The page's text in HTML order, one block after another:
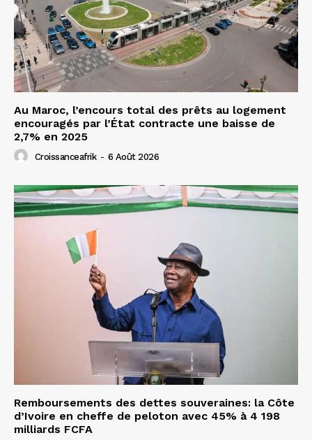
Au Maroc, l’encours total des prêts au logement
encouragés par l’État contracte une baisse de
2,7% en 2025
Croissanceafrik - 6 Août 2026
Remboursements des dettes souveraines: la Côte
d’Ivoire en cheffe de peloton avec 45% à 4 198
milliards FCFA